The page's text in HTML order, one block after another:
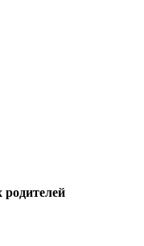
родителей